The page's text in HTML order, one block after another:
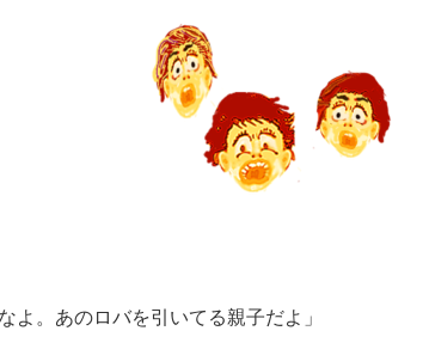
よ。あのロバを引いてる親子だよ」